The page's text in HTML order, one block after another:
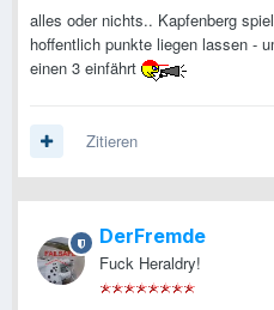
alles oder nichts.. Kapfenberg
hoffentlich punkte liegen lassen -
einen 3 einfährt
Zitieren
DerFremde
Fuck Heraldry!